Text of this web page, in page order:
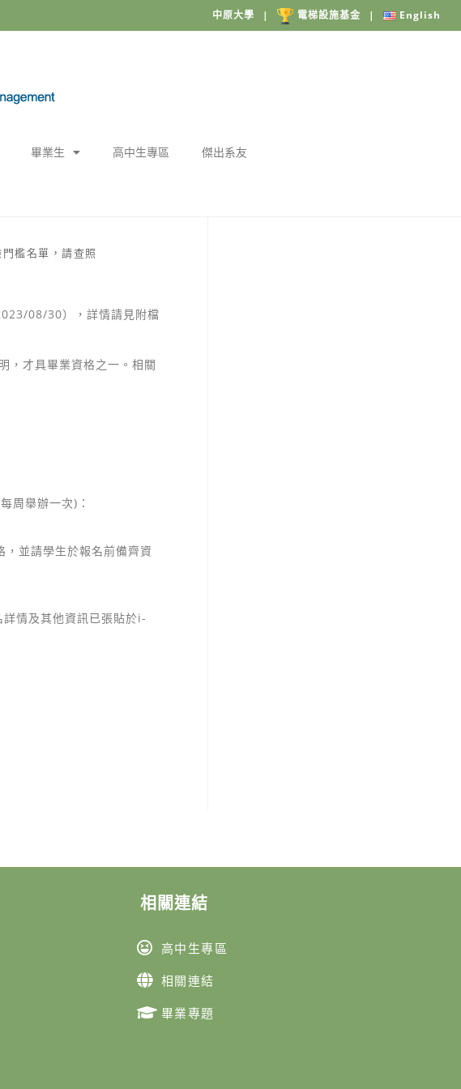
中原大學 | 電梯設施基金 | English
畢業生 高中生專區 傑出系友
檻名單，請查照
08/30），詳情請見附檔
，才具畢業資格之一。相關
周舉辦一次) ：
，並請學生於報名前備齊資
詳情及其他資訊已張貼於i-
相關連結
高中生專區
相關連結
畢業專題